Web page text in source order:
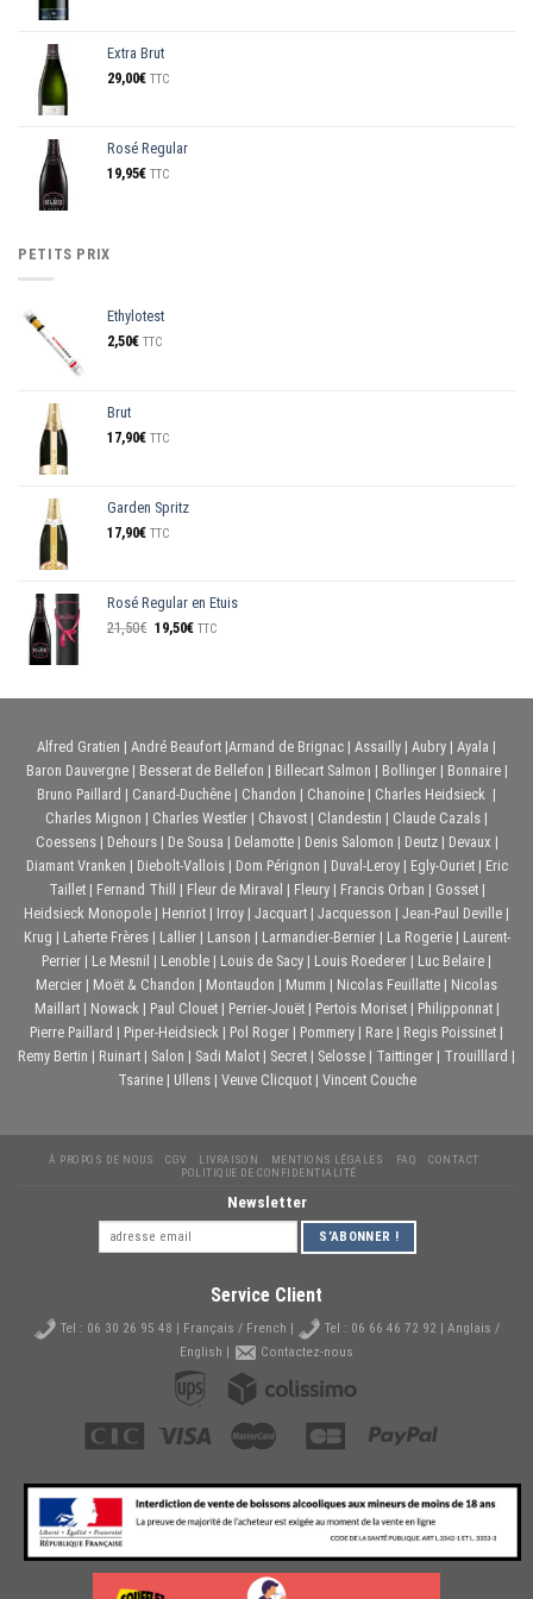
Extra Brut
29,00€ TTC
Rosé Regular
19,95€ TTC
PETITS PRIX
Ethylotest
2,50€ TTC
Brut
17,90€ TTC
Garden Spritz
17,90€ TTC
Rosé Regular en Etuis
21,50€ Le
21,50€.
19,50€Le
19,50€.
TTC
Alfred Gratien | André Beaufort |Armand de Brignac | Assailly | Aubry | Ayala |
Baron Dauvergne| Besserat de Bellefon | Billecart Salmon | Bollinger| Bonnaire|
Bruno Paillard | Canard-Duchêne | Chandon | Chanoine | Charles Heidsieck |
Charles Mignon | Charles Westler | Chavost | Clandestin | Claude Cazals |
Coessens| Dehours| De Sousa | Delamotte| Denis Salomon | Deutz| Devaux |
Diamant Vranken | Diebolt-Vallois| Dom Pérignon | Duval-Leroy| Egly-Ouriet| Eric
Taillet| Fernand Thill | Fleur de Miraval | Fleury| Francis Orban | Gosset|
Heidsieck Monopole | Henriot | Irroy | Jacquart | Jacquesson | Jean-Paul Deville |
Krug | Laherte Frères| Lallier| Lanson | Larmandier-Bernier| La Rogerie| Laurent-
Perrier | Le Mesnil | Lenoble | Louis de Sacy | Louis Roederer | Luc Belaire |
Mercier | Moët & Chandon | Montaudon | Mumm | Nicolas Feuillatte | Nicolas
Maillart| Nowack| Paul Clouet| Perrier-Jouët| Pertois Moriset| Philipponnat|
Pierre Paillard | Piper-Heidsieck | Pol Roger | Pommery | Rare | Regis Poissinet |
Remy Bertin | Ruinart | Salon | Sadi Malot | Secret | Selosse | Taittinger | Trouilllard |
Tsarine| Ullens| Veuve Clicquot| Vincent Couche
À PROPOS DE NOUS CGV LIVRAISON MENTIONS LÉGALES FAQ
CONTACT
POLITIQUE DE CONFIDENTIALITÉ
Newsletter
Service Client
Tel : 06 30 26 95 48 | Français / French | Tel : 06 66 46 72 92 | Anglais /
English |
Contactez-nous